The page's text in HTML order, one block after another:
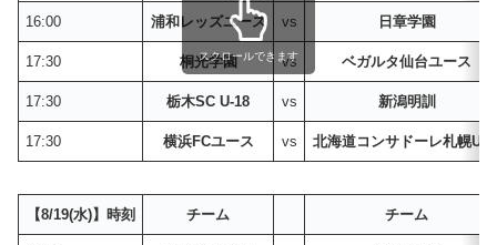
16:00 浦和レッズユース vs 日章学園
17:30 桐光学園 vs ベガルタ仙台ユース
17:30 栃木SC U-18 vs 新潟明訓
17:30 横浜FCユース vs 北海道コンサドーレ札幌U-
スクロールできます
【8/19(水)】時刻 チーム チーム